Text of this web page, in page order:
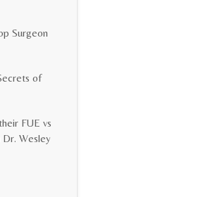
Surgeon
of
FUE vs
Wesley